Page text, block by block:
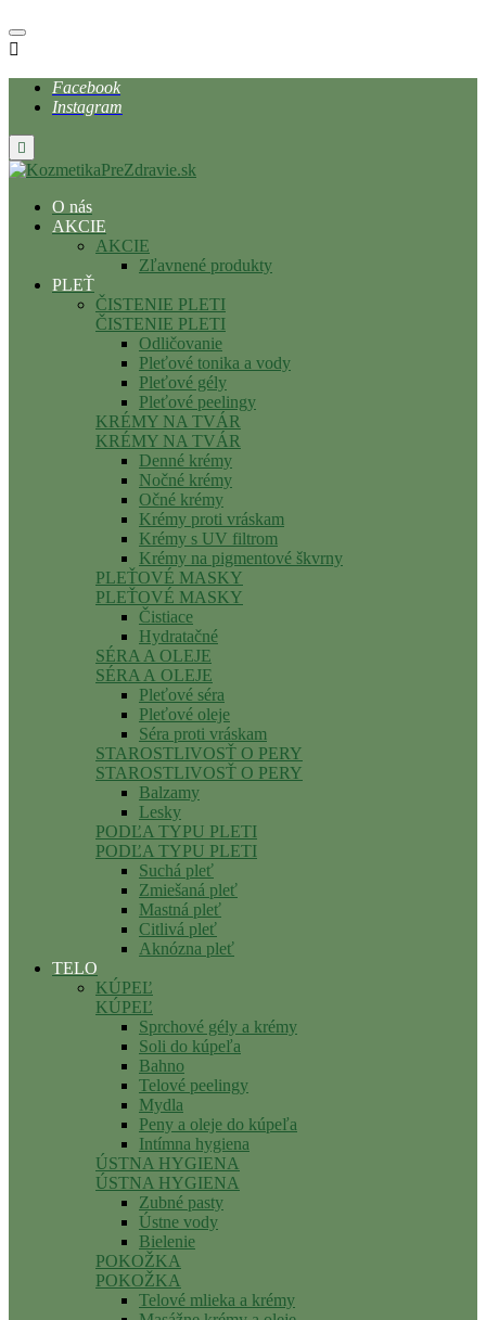

Facebook
Instagram

O nás
AKCIE
AKCIE
Zľavnené produkty
PLEŤ
ČISTENIE PLETI
ČISTENIE PLETI
Odličovanie
Pleťové tonika a vody
Pleťové gély
Pleťové peelingy
KRÉMY NA TVÁR
KRÉMY NA TVÁR
Denné krémy
Nočné krémy
Očné krémy
Krémy proti vráskam
Krémy s UV filtrom
Krémy na pigmentové škvrny
PLEŤOVÉ MASKY
PLEŤOVÉ MASKY
Čistiace
Hydratačné
SÉRA A OLEJE
SÉRA A OLEJE
Pleťové séra
Pleťové oleje
Séra proti vráskam
STAROSTLIVOSŤ O PERY
STAROSTLIVOSŤ O PERY
Balzamy
Lesky
PODĽA TYPU PLETI
PODĽA TYPU PLETI
Suchá pleť
Zmiešaná pleť
Mastná pleť
Citlivá pleť
Aknózna pleť
TELO
KÚPEĽ
KÚPEĽ
Sprchové gély a krémy
Soli do kúpeľa
Bahno
Telové peelingy
Mydla
Peny a oleje do kúpeľa
Intímna hygiena
ÚSTNA HYGIENA
ÚSTNA HYGIENA
Zubné pasty
Ústne vody
Bielenie
POKOŽKA
POKOŽKA
Telové mlieka a krémy